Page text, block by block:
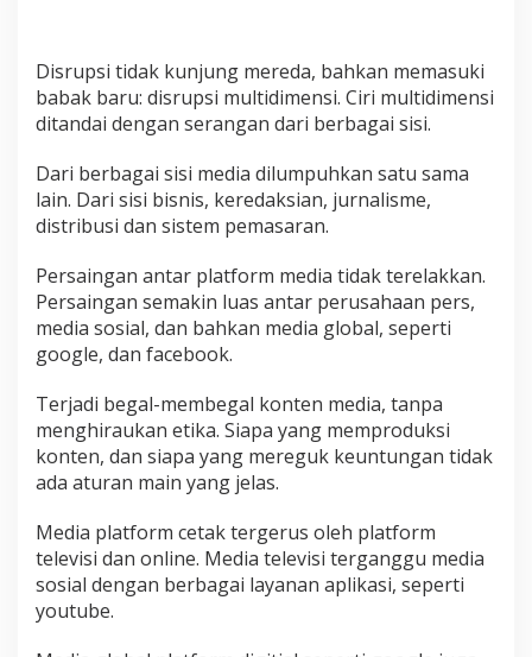
Disrupsi tidak kunjung mereda, bahkan memasuki
babak baru: disrupsi multidimensi. Ciri multidimensi
ditandai dengan serangan dari berbagai sisi.
Dari berbagai sisi media dilumpuhkan satu sama
lain. Dari sisi bisnis, keredaksian, jurnalisme,
distribusi dan sistem pemasaran.
Persaingan antar platform media tidak terelakkan.
Persaingan semakin luas antar perusahaan pers,
media sosial, dan bahkan media global, seperti
google, dan facebook.
Terjadi begal-membegal konten media, tanpa
menghiraukan etika. Siapa yang memproduksi
konten, dan siapa yang mereguk keuntungan tidak
ada aturan main yang jelas.
Media platform cetak tergerus oleh platform
televisi dan online. Media televisi terganggu media
sosial dengan berbagai layanan aplikasi, seperti
youtube.